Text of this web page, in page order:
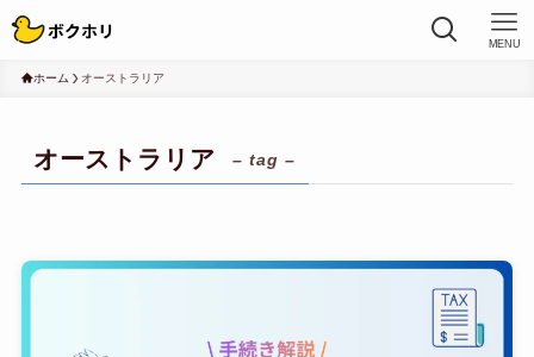
MENU
ホーム オーストラリア
オーストラリア – tag –